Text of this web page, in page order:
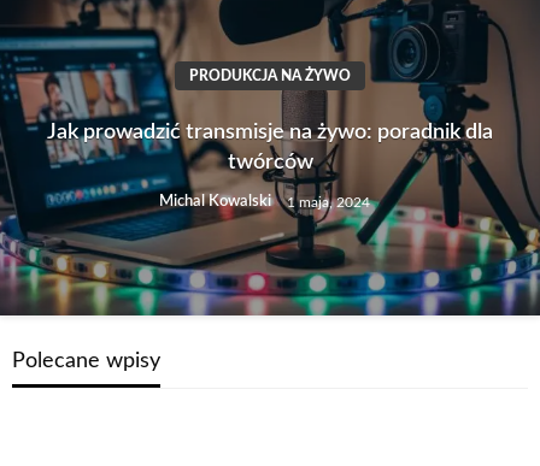
PRODUKCJA NA ŻYWO
Jak prowadzić transmisje na żywo: poradnik dla
twórców
Michal Kowalski 1 maja, 2024
Polecane wpisy